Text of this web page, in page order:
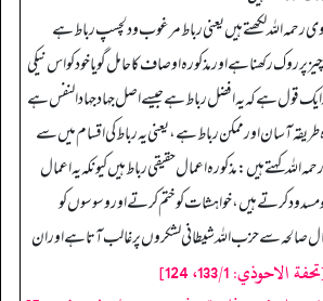
رحمہ اللہ لکھتے ہیں یعنی رباط مرغوب و دلچسپ رباط ہے
پر روک رکھنا ہے اور مذکورہ اوصاف کا حامل گویا خود کو اس نیکی
قول ہے کہ یہ افضل رباط ہے جیسے اصل جہاد جہاد النفس ہے
طریقہ آسان اور ممکن رباط ہے، یعنی یہ رباط کی اقسام میں سے
کہتے ہیں: مذکورہ اعمال حقیقی رباط ہیں کیونکہ یہ اعمال
کرتے ہیں، خواہشات کو ختم کرتے اور وسوسوں کو
صالحہ سے حزب اللہ شیطانی لشکروں پر غالب آتا ہے اور ان
الاحوذي: 133/1، 124]